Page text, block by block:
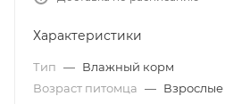
Характеристики
Тип — Влажный корм
Возраст питомца — Взрослые